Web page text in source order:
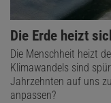
Die Erde heizt
Die Menschheit heizt
Klimawandels sind
Jahrzehnten auf uns
anpassen?